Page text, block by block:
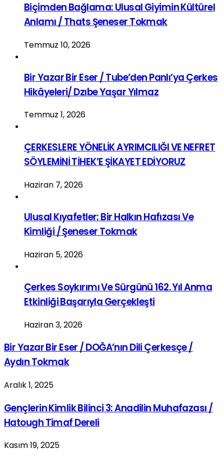
Biçimden Bağlama: Ulusal Giyimin Kültürel
Anlamı / Thats Şeneser Tokmak
Temmuz 10, 2026
Bir Yazar Bir Eser / Tube’den Panlı’ya Çerkes
Hikâyeleri/ Dzıbe Yaşar Yılmaz
Temmuz 1, 2026
ÇERKESLERE YÖNELİK AYRIMCILIĞI VE NEFRET
SÖYLEMİNİ TİHEK’E ŞİKAYET EDİYORUZ
Haziran 7, 2026
Ulusal Kıyafetler: Bir Halkın Hafızası Ve
Kimliği / Şeneser Tokmak
Haziran 5, 2026
Çerkes Soykırımı Ve Sürgünü 162. Yıl Anma
Etkinliği Başarıyla Gerçekleşti
Haziran 3, 2026
Bir Yazar Bir Eser / DOĞA’nın Dili Çerkesçe /
Aydın Tokmak
Aralık 1, 2025
Gençlerin Kimlik Bilinci 3: Anadilin Muhafazası /
Hatough Timaf Dereli
Kasım 19, 2025